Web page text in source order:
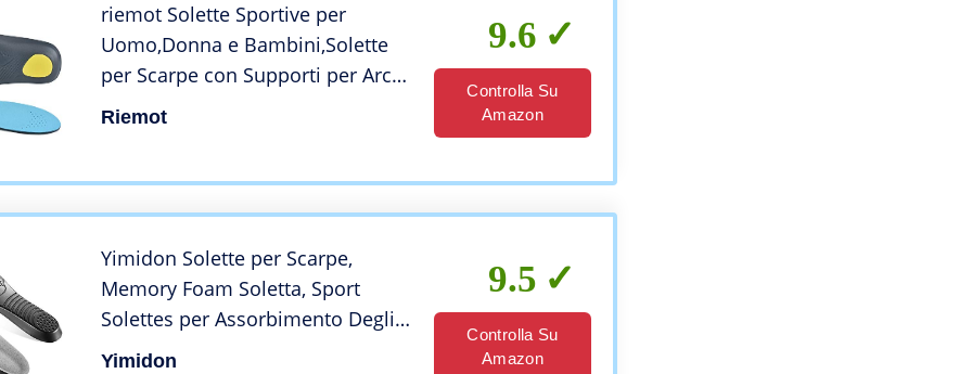
riemot Solette Sportive per
Uomo,Donna e Bambini,Solette
per Scarpe con Supporti per Archi
e Tallone,Solette Comfort,Piedi
Riemot
9.6
Controlla Su
Amazon
Yimidon Solette per Scarpe,
Memory Foam Soletta, Sport
Solettes per Assorbimento Degli
Urti e Ammortizzazione per Piedi,
Yimidon
9.5
Controlla Su
Amazon